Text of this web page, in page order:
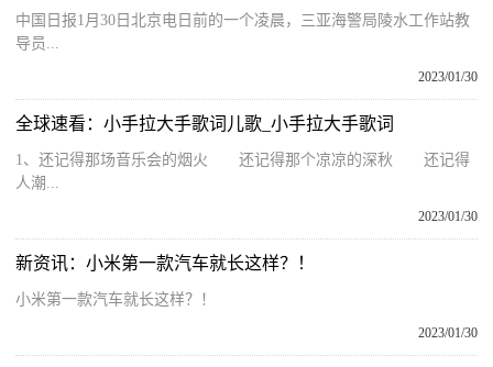
中国日报1月30日北京电日前的一个凌晨，三亚海警局陵水工作站教
导员...
2023/01/30
全球速看：小手拉大手歌词儿歌_小手拉大手歌词
1、还记得那场音乐会的烟火 还记得那个凉凉的深秋 还记得
人潮...
2023/01/30
新资讯：小米第一款汽车就长这样？！
小米第一款汽车就长这样？！
2023/01/30